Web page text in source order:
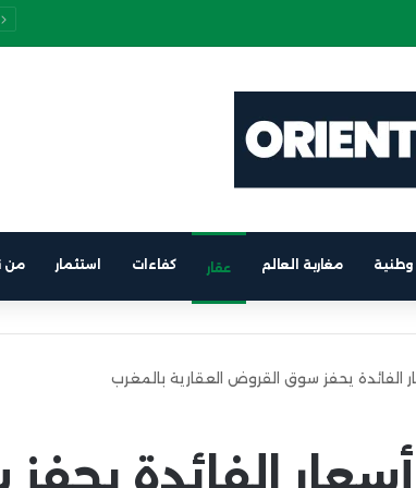
والناظور
وطنية مغاربة العالم عقار كفاءات استثمار من
الفائدة يحفز سوق القروض العقارية بالمغرب
الفائدة